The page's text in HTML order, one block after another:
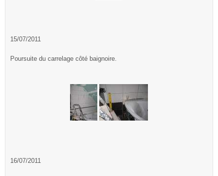
15/07/2011
Poursuite du carrelage côté baignoire.
16/07/2011